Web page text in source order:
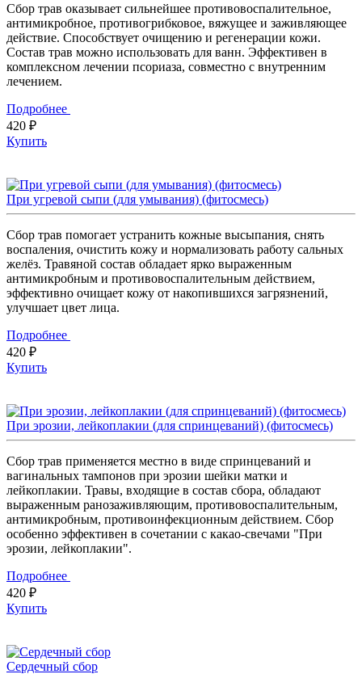
Сбор трав оказывает сильнейшее противовоспалительное,
антимикробное, противогрибковое, вяжущее и заживляющее
действие. Способствует очищению и регенерации кожи.
Состав трав можно использовать для ванн. Эффективен в
комплексном лечении псориаза, совместно с внутренним
лечением.
Подробнее
420 ₽
Купить
При угревой сыпи (для умывания) (фитосмесь)
Сбор трав помогает устранить кожные высыпания, снять
воспаления, очистить кожу и нормализовать работу сальных
желёз. Травяной состав обладает ярко выраженным
антимикробным и противовоспалительным действием,
эффективно очищает кожу от накопившихся загрязнений,
улучшает цвет лица.
Подробнее
420 ₽
Купить
При эрозии, лейкоплакии (для спринцеваний) (фитосмесь)
Сбор трав применяется местно в виде спринцеваний и
вагинальных тампонов при эрозии шейки матки и
лейкоплакии. Травы, входящие в состав сбора, обладают
выраженным ранозаживляющим, противовоспалительным,
антимикробным, противоинфекционным действием. Сбор
особенно эффективен в сочетании с какао-свечами "При
эрозии, лейкоплакии".
Подробнее
420 ₽
Купить
Сердечный сбор